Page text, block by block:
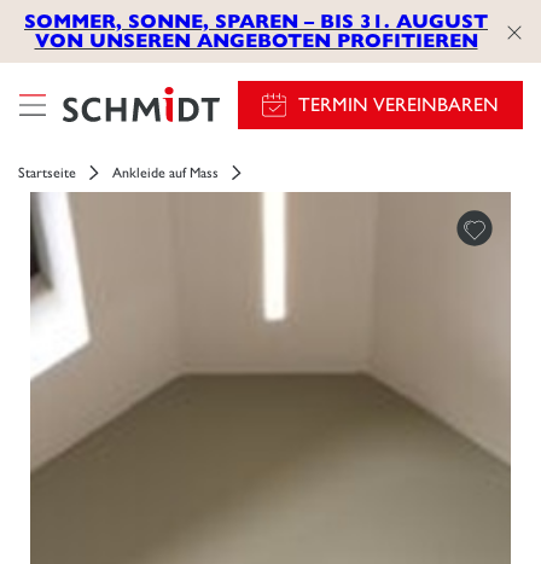
SOMMER, SONNE, SPAREN – BIS 31. AUGUST
VON UNSEREN ANGEBOTEN PROFITIEREN
TERMIN VEREINBAREN
Startseite Ankleide auf Mass